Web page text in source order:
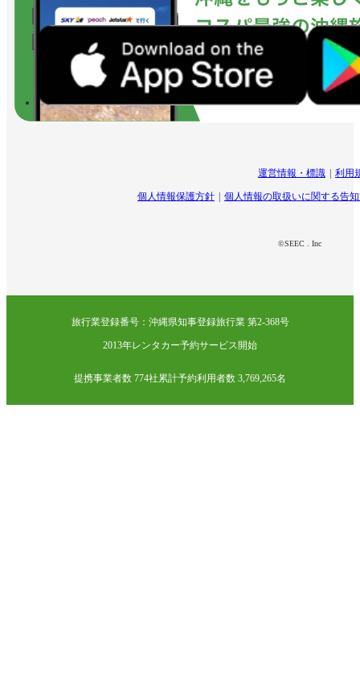
運営情報・標識 利用
個人情報保護方針 個人情報の取扱いに関する告
©SEEC . Inc
旅行業登録番号：沖縄県知事登録旅行業 第2-368号
2013年レンタカー予約サービス開始
提携事業者数 774社累計予約利用者数 3,769,265名